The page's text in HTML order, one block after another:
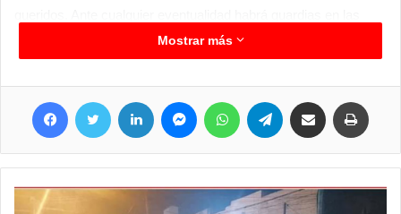
oficinas ubicadas sobre el ingreso que da a la calle Ayacucho, y
todos los accesos estarán disponibles.
Recordemos que Clorinda además del cementerio “La Piedad”
cuenta con otros dos campos santos, el de Puerto Pilcomayo y
el de Riacho Negro, donde la gente de la delegación de ese
barrio a cargo de Juan Franco estuvo dando los últimos
que el anterior caso estarán con guardias rotativas a lo largo del
Mostrar más
Facebook Twitter LinkedIn MessengerWhatsApp Telegram Compartir por correo electrónico